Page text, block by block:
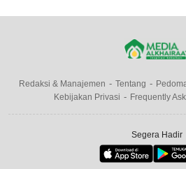
Redaksi & Manajemen Tentang
Kebijakan Privasi
Frequently
Segera Hadir